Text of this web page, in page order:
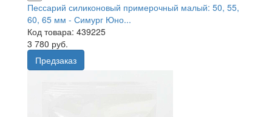
Пессарий силиконовый примерочный малый: 50, 55,
60, 65 мм - Симург Юно...
Код товара: 439225
3 780 руб.
Предзаказ